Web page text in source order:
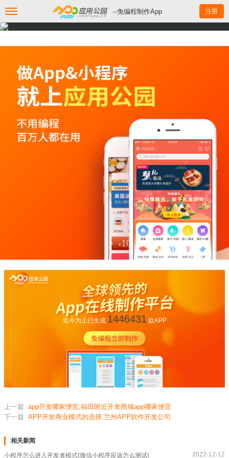
--免编程制作App 注册
迄今为止已生成 1446431款APP
上一篇 app开发哪家便宜,福田附近开发商城app哪家便宜
下一篇 APP开发商业模式的选择,兰州APP软件开发公司
相关新闻
小程序怎么进入开发者模式(微信小程序应该怎么测试) 2022-12-12